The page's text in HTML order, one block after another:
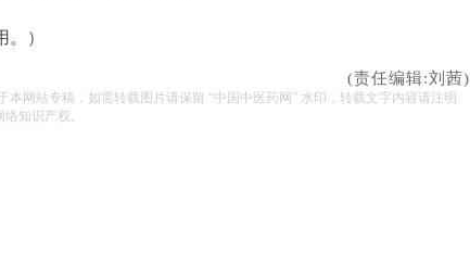
）
(责任编辑:刘茜)
网站专稿，如需转载图片请保留 “中国中医药网” 水印，转载文字内容请注明
知识产权。